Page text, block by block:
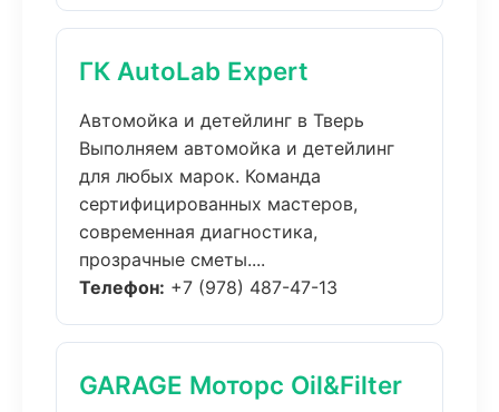
ГК AutoLab Expert
Автомойка и детейлинг в Тверь
Выполняем автомойка и детейлинг
для любых марок. Команда
сертифицированных мастеров,
современная диагностика,
прозрачные сметы....
Телефон: +7 (978) 487-47-13
GARAGE Моторс Oil&Filter